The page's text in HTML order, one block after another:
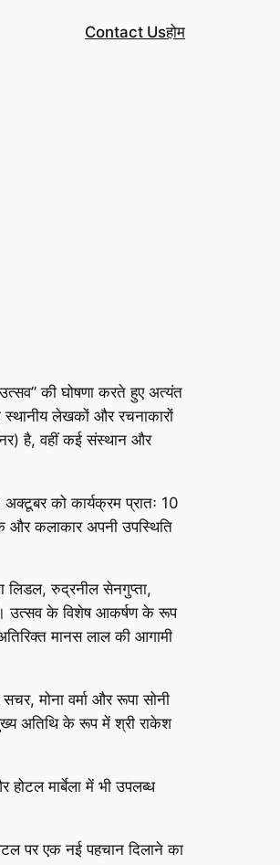
Contact Usहोम
की घोषणा करते हुए अत्यंत
लेखकों और रचनाकारों
है, वहीं कई संस्थान और
को कार्यक्रम प्रातः 10
और कलाकार अपनी उपस्थिति
लिडल, रुद्रनील सेनगुप्ता,
उत्सव के विशेष आकर्षण के रूप
मानस लाल की आगामी
मोना वर्मा और रूपा सोनी
अतिथि के रूप में श्री राकेश
मार्बेला में भी उपलब्ध
पर एक नई पहचान दिलाने का